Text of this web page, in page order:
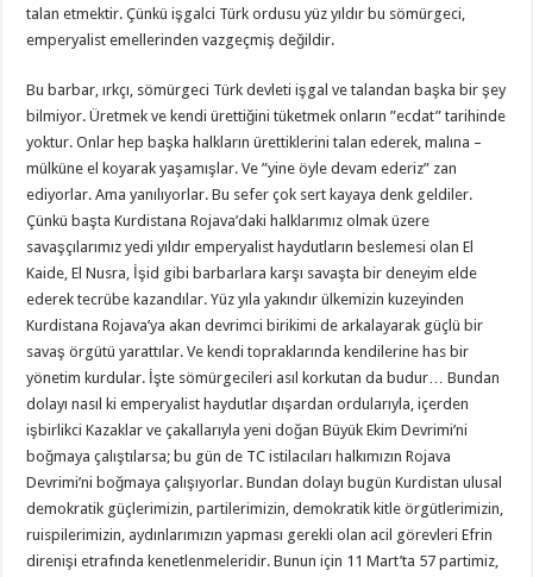
talan etmektir. Çünkü işgalci Türk ordusu yüz yıldır bu sömürgeci,
emperyalist emellerinden vazgeçmiş değildir.
Bu barbar, ırkçı, sömürgeci Türk devleti işgal ve talandan başka bir şey
bilmiyor. Üretmek ve kendi ürettiğini tüketmek onların ”ecdat” tarihinde
yoktur. Onlar hep başka halkların ürettiklerini talan ederek, malına –
mülküne el koyarak yaşamışlar. Ve ”yine öyle devam ederiz” zan
ediyorlar. Ama yanılıyorlar. Bu sefer çok sert kayaya denk geldiler.
Çünkü başta Kurdistana Rojava’daki halklarımız olmak üzere
savaşçılarımız yedi yıldır emperyalist haydutların beslemesi olan El
Kaide, El Nusra, İşid gibi barbarlara karşı savaşta bir deneyim elde
ederek tecrübe kazandılar. Yüz yıla yakındır ülkemizin kuzeyinden
Kurdistana Rojava’ya akan devrimci birikimi de arkalayarak güçlü bir
savaş örgütü yarattılar. Ve kendi topraklarında kendilerine has bir
yönetim kurdular. İşte sömürgecileri asıl korkutan da budur… Bundan
dolayı nasıl ki emperyalist haydutlar dışardan ordularıyla, içerden
işbirlikci Kazaklar ve çakallarıyla yeni doğan Büyük Ekim Devrimi’ni
boğmaya çalıştılarsa; bu gün de TC istilacıları halkımızın Rojava
Devrimi’ni boğmaya çalışıyorlar. Bundan dolayı bugün Kurdistan ulusal
demokratik güçlerimizin, partilerimizin, demokratik kitle örgütlerimizin,
ruispilerimizin, aydınlarımızın yapması gerekli olan acil görevleri Efrin
direnişi etrafında kenetlenmeleridir. Bunun için 11 Mart’ta 57 partimiz,